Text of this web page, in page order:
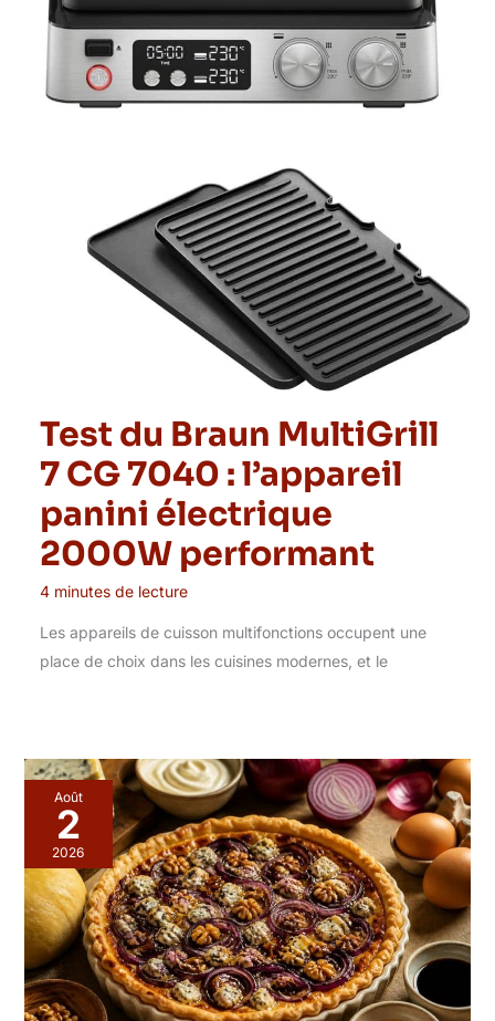
Test du Braun MultiGrill
7 CG 7040 : l’appareil
panini électrique
2000W performant
4 minutes de lecture
Les appareils de cuisson multifonctions occupent une
place de choix dans les cuisines modernes, et le
Août
2
2026